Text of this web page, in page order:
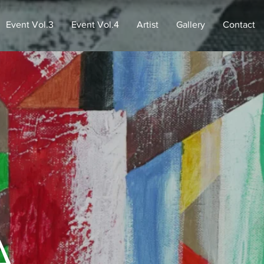
Event Vol.3 Event Vol.4 Artist Gallery Contact